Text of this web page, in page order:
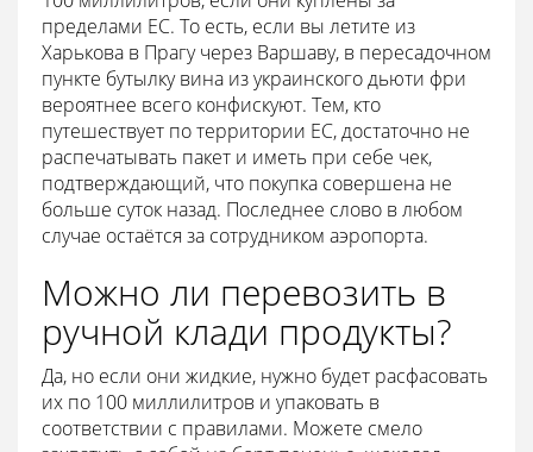
пределами ЕС. То есть, если вы летите из
Харькова в Прагу через Варшаву, в пересадочном
пункте бутылку вина из украинского дьюти фри
вероятнее всего конфискуют. Тем, кто
путешествует по территории ЕС, достаточно не
распечатывать пакет и иметь при себе чек,
подтверждающий, что покупка совершена не
больше суток назад. Последнее слово в любом
случае остаётся за сотрудником аэропорта.
Можно ли перевозить в
ручной клади продукты?
Да, но если они жидкие, нужно будет расфасовать
их по 100 миллилитров и упаковать в
соответствии с правилами. Можете смело